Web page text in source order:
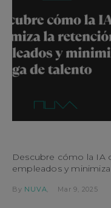
Descubre cómo la IA
empleados y
By NUVA Mar 9, 2025